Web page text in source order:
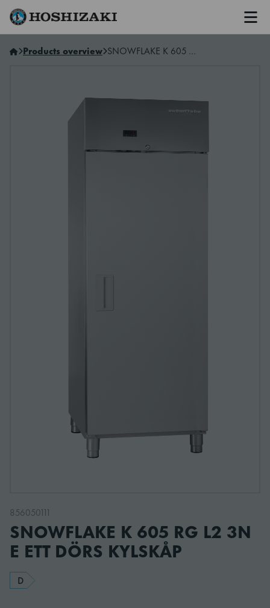
Hoshizaki Sweden
Products overview SNOWFLAKE K 605 RG L2 3N E Ett dörs kylskåp
856050111
SNOWFLAKE K 605 RG L2 3N
E ETT DÖRS KYLSKÅP
D